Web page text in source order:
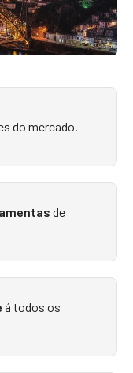
do mercado.
de
á todos os